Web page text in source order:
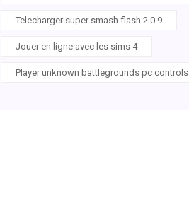
Telecharger super smash flash 2 0.9
Jouer en ligne avec les sims 4
Player unknown battlegrounds pc controls